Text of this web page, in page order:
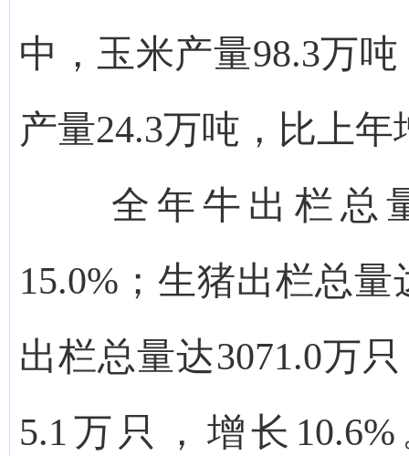
中，玉米产量98.3万
产量24.3万吨，比上年
全年牛出栏总量
15.0%；生猪出栏总
出栏总量达3071.0万
5.1万只，增长